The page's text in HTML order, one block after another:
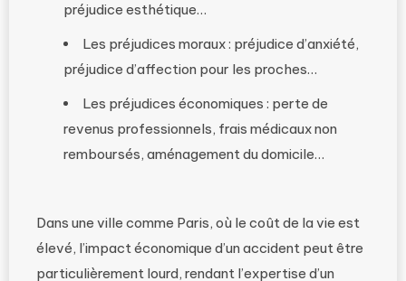
préjudice esthétique…
Les préjudices moraux : préjudice d’anxiété,
préjudice d’affection pour les proches…
Les préjudices économiques : perte de
revenus professionnels, frais médicaux non
remboursés, aménagement du domicile…
Dans une ville comme Paris, où le coût de la vie est
élevé, l’impact économique d’un accident peut être
particulièrement lourd, rendant l’expertise d’un